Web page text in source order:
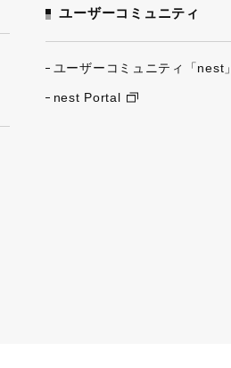
ユーザーコミュニティ
ユーザーコミュニティ「nest」
nest Portal